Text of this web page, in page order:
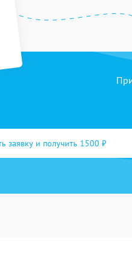
заявку и получить 1500 ₽